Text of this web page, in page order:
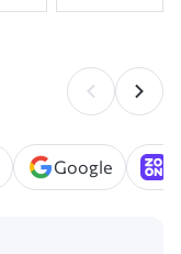
Google